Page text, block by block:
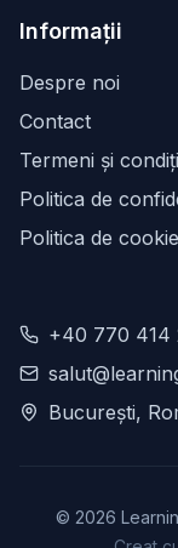
Informații
Despre noi
Contact
Termeni și
Politica de
Politica de
+40 770 414
București,
© 2026